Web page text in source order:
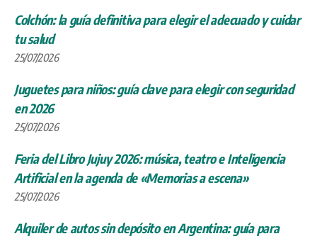
Colchón: la guía definitiva para elegir el adecuado y cuidar
tu salud
25/07/2026
Juguetes para niños: guía clave para elegir con seguridad
en 2026
25/07/2026
Feria del Libro Jujuy 2026: música, teatro e Inteligencia
Artificial en la agenda de «Memorias a escena»
25/07/2026
Alquiler de autos sin depósito en Argentina: guía para